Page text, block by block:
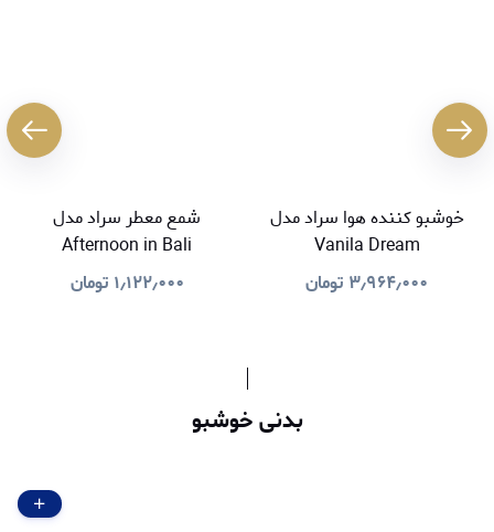
خوشبو کننده هوا سراد مدل
Vanila Dream
۳٫۹۶۴٫۰۰۰ تومان
شمع معطر سراد مدل
Afternoon in Bali
۱٫۱۲۲٫۰۰۰ تومان
بدنی خوشبو